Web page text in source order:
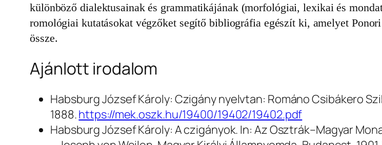
különböző dialektusainak és grammatikájának (morfológiai, lexikai és
romológiai kutatásokat végzőket segítő bibliográfia egészít ki, amelyet
össze.
Ajánlott irodalom
Habsburg József Károly: Czigány nyelvtan: Románo Csibákero
1888.https://mek.oszk.hu/19400/19402/19402.pdf
Habsburg József Károly: A czigányok. In: Az Osztrák–Magyar